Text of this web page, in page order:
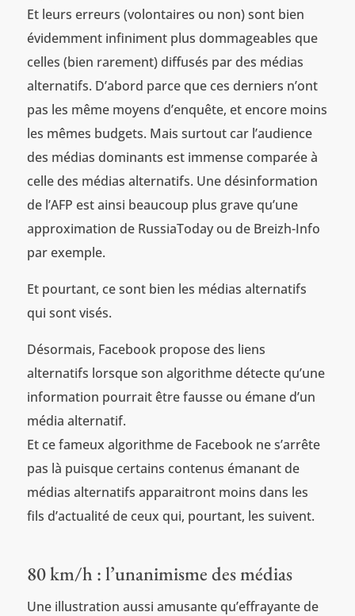
Et leurs erreurs (volontaires ou non) sont bien
évidemment infiniment plus dommageables que
celles (bien rarement) diffusés par des médias
alternatifs. D’abord parce que ces derniers n’ont
pas les même moyens d’enquête, et encore moins
les mêmes budgets. Mais surtout car l’audience
des médias dominants est immense comparée à
celle des médias alternatifs. Une désinformation
de l’AFP est ainsi beaucoup plus grave qu’une
approximation de RussiaToday ou de Breizh-Info
par exemple.
Et pourtant, ce sont bien les médias alternatifs
qui sont visés.
Désormais, Facebook propose des liens
alternatifs lorsque son algorithme détecte qu’une
information pourrait être fausse ou émane d’un
média alternatif.
Et ce fameux algorithme de Facebook ne s’arrête
pas là puisque certains contenus émanant de
médias alternatifs apparaitront moins dans les
fils d’actualité de ceux qui, pourtant, les suivent.
80 km/h : l’unanimisme des médias
Une illustration aussi amusante qu’effrayante de